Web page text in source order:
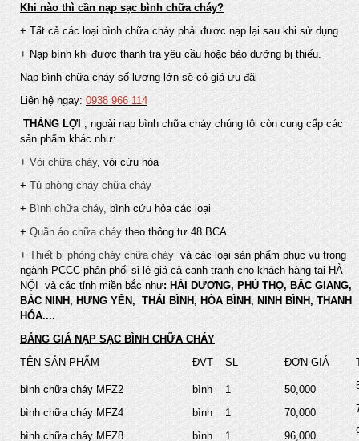
Khi nào thì cần nạp sạc bình chữa cháy?
+ Tất cả các loại bình chữa cháy phải được nạp lại sau khi sử dụng.
+ Nạp bình khi được thanh tra yêu cầu hoặc bảo dưỡng bị thiếu.
Nạp bình chữa cháy số lượng lớn sẽ có giá ưu đãi
Liên hệ ngay: 0938 966 114
THẮNG LỢI , ngoài nạp bình chữa cháy chúng tôi còn cung cấp các
sản phẩm khác như:
+ Vòi chữa cháy, vòi cứu hỏa
+ Tủ phòng cháy chữa cháy
+ Bình chữa cháy, bình cứu hỏa các loại
+ Quần áo chữa cháy theo thông tư 48 BCA
+ Thiết bị phòng cháy chữa cháy và các loại sản phẩm phục vụ trong
ngành PCCC phân phối sỉ lẻ giá cả cạnh tranh cho khách hàng tại HÀ
NỘI và các tỉnh miền bắc như: HẢI DƯƠNG, PHÚ THỌ, BẮC GIANG,
BẮC NINH, HƯNG YÊN, THÁI BÌNH, HÒA BÌNH, NINH BÌNH, THANH
HÓA....
BẢNG GIÁ NẠP SẠC BÌNH CHỮA CHÁY
TÊN SẢN PHẨM
ĐVT SL ĐƠN GIÁ
bình chữa cháy MFZ2 bình 1 50,000
bình chữa cháy MFZ4 bình 1 70,000
bình chữa cháy MFZ8 bình 1 96,000